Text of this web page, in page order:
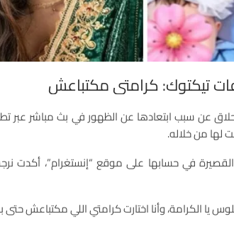
تيكتوك: كرامتي مكتباعش
عن سبب ابتعادها عن الظهور في بث مباشر عبر
لها من خلاله.
في حسابها على موقع “إنستغرام”، أكدت
يا الكرامة، وأنا اختارت كرامتي اللي مكتباعش حتى